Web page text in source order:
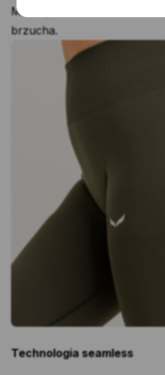
Maskuje wszelkie
brzucha.
Technologia seamless